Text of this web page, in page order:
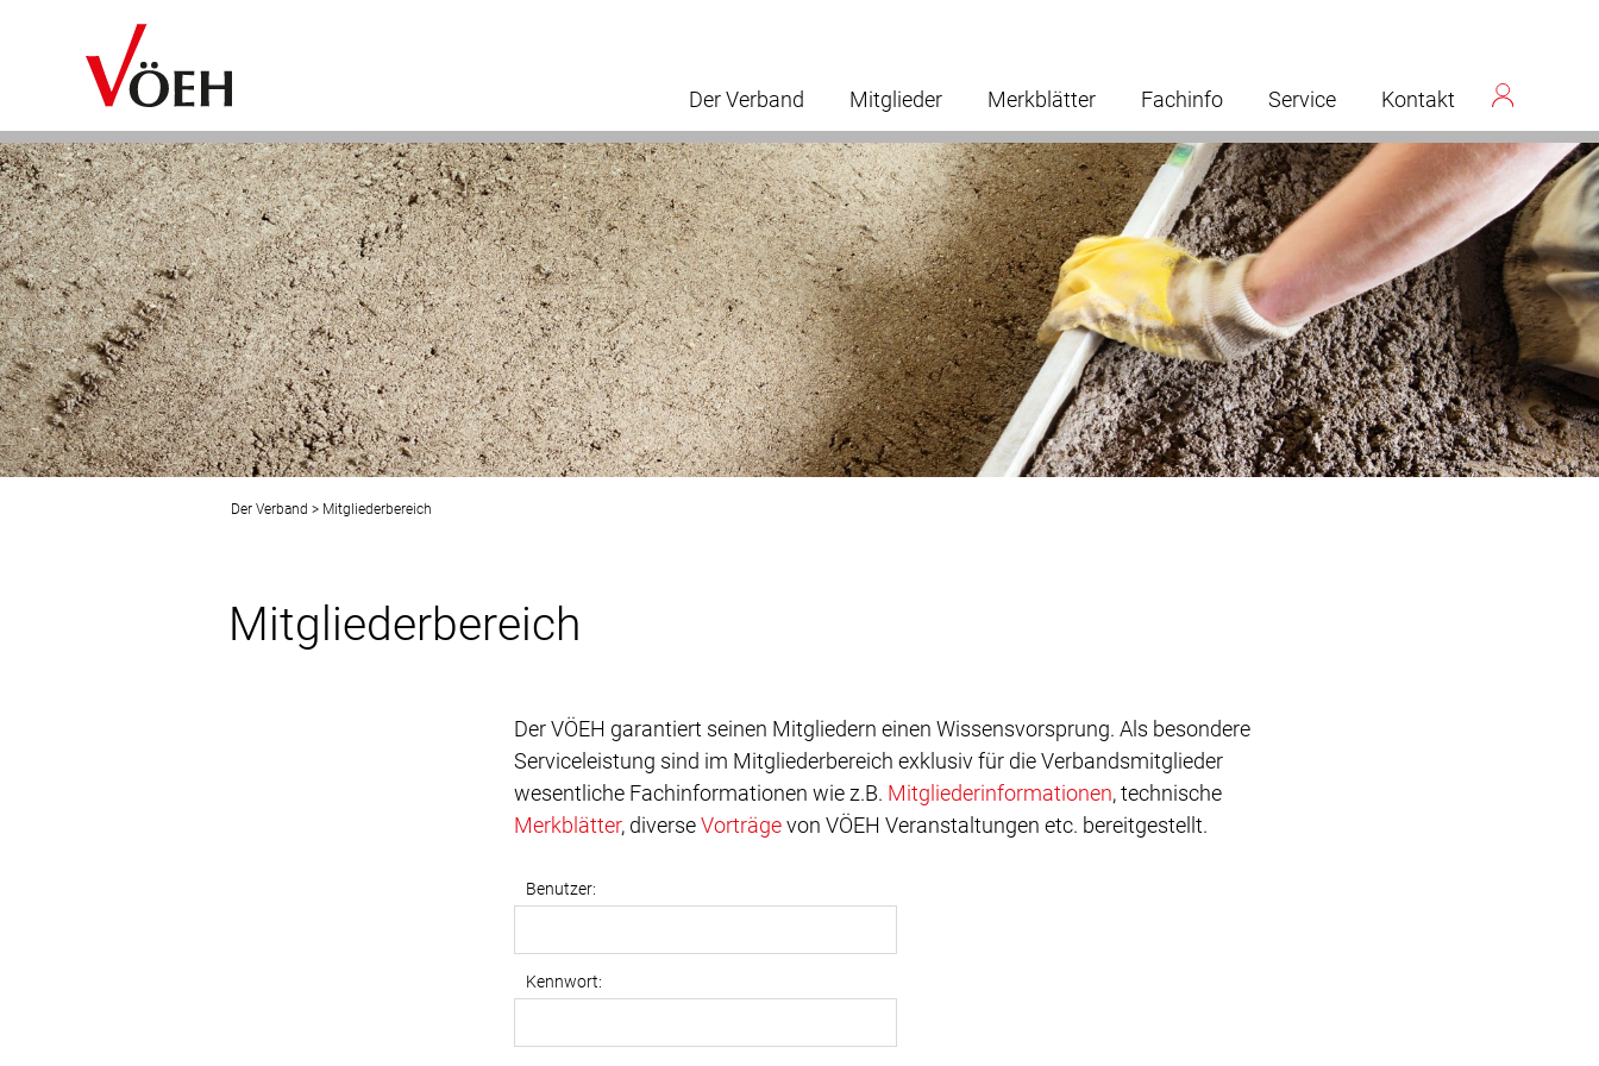
Der Verband Mitglieder Merkblätter Fachinfo Service Kontakt
Der Verband > Mitgliederbereich
Mitgliederbereich
Der VÖEH garantiert seinen Mitgliedern einen Wissensvorsprung. Als besondere
Serviceleistung sind im Mitgliederbereich exklusiv für die Verbandsmitglieder
wesentliche Fachinformationen wie z.B. Mitgliederinformationen, technische
Merkblätter, diverseVorträgevon VÖEH Veranstaltungen etc. bereitgestellt.
Benutzer:
Kennwort: